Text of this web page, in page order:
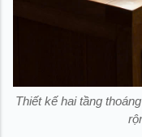
Thiết kế hai tầng